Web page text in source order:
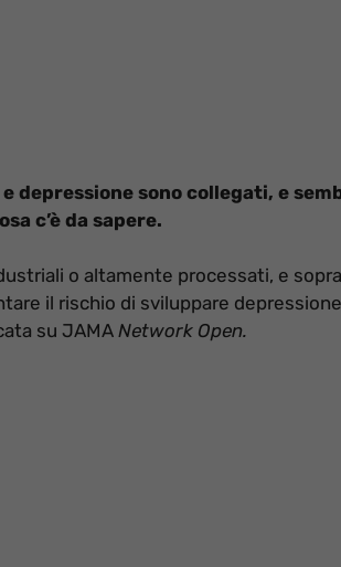
depressione sono collegati, e
c’è da sapere.
o altamente processati, e
il rischio di sviluppare
su JAMA Network Open.